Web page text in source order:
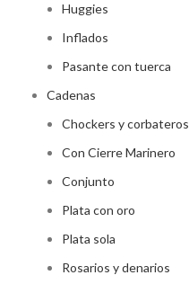
Huggies
Inflados
Pasante con tuerca
Cadenas
Chockers y corbateros
Con Cierre Marinero
Conjunto
Plata con oro
Plata sola
Rosarios y denarios